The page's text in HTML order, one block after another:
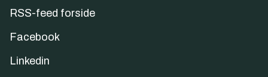
RSS-feed forside
Facebook
Linkedin